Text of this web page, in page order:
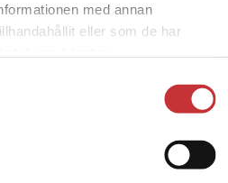
med annan
eller som de har
besöker studentlitteratur.se
Vi erbjuder inte
För att kunna slutföra
vara i Sverige.
Läs
1963 och är idag Sveriges
Med läromedel, kurslitteratur,
och digitala
finns Studentlitteratur med